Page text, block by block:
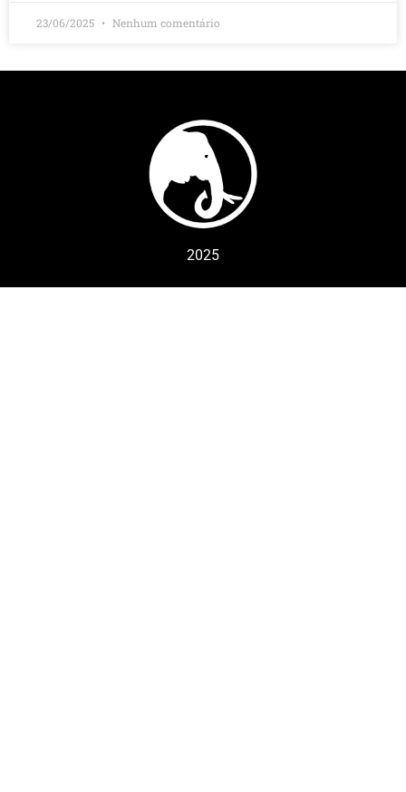
23/06/2025 Nenhum comentário
2025